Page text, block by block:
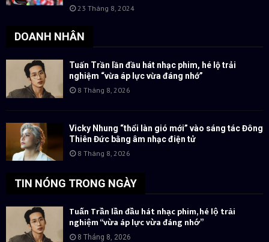
23 Tháng 8, 2024
DOANH NHÂN
Tuấn Trần lần đầu hát nhạc phim, hé lộ trải
nghiệm “vừa áp lực vừa đáng nhớ”
8 Tháng 8, 2026
Vicky Nhung “thổi làn gió mới” vào sáng tác Đông
Thiên Đức bằng âm nhạc điện tử
8 Tháng 8, 2026
TIN NÓNG TRONG NGÀY
Tuấn Trần lần đầu hát nhạc phim, hé lộ trải
nghiệm “vừa áp lực vừa đáng nhớ”
8 Tháng 8, 2026